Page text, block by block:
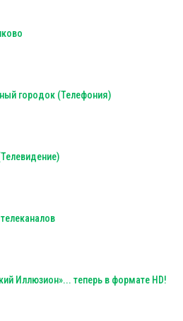
городок (Телефония)
Иллюзион»... теперь в формате HD!